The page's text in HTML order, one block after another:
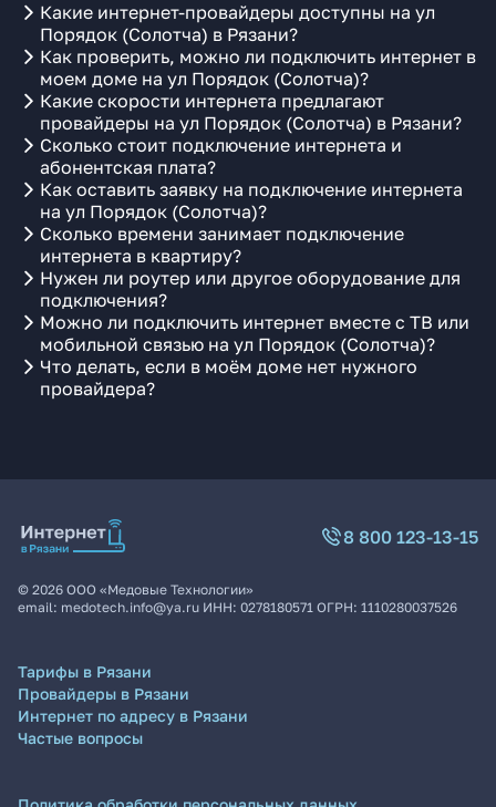
Какие интернет-провайдеры доступны на ул
Порядок (Солотча) в Рязани?
Как проверить, можно ли подключить интернет в
моем доме на ул Порядок (Солотча)?
Какие скорости интернета предлагают
провайдеры на ул Порядок (Солотча) в Рязани?
Сколько стоит подключение интернета и
абонентская плата?
Как оставить заявку на подключение интернета
на ул Порядок (Солотча)?
Сколько времени занимает подключение
интернета в квартиру?
Нужен ли роутер или другое оборудование для
подключения?
Можно ли подключить интернет вместе с ТВ или
мобильной связью на ул Порядок (Солотча)?
Что делать, если в моём доме нет нужного
провайдера?
8 800 123-13-15
© 2026 ООО «Медовые Технологии»
email: medotech.info@ya.ru ИНН: 0278180571 ОГРН: 1110280037526
Тарифы в Рязани
Провайдеры в Рязани
Интернет по адресу в Рязани
Частые вопросы